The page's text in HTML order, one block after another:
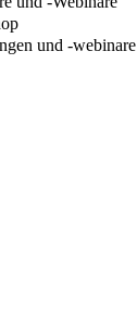
und -webinare